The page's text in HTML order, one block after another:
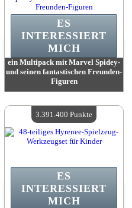
ein Multipack mit Marvel Spidey-
und seinen fantastischen Freunden-
Figuren
Verfügbare Menge:4
ES
INTERESSIERT
MICH
ES
INTERESSIERT
MICH
3.391.400 Punkte